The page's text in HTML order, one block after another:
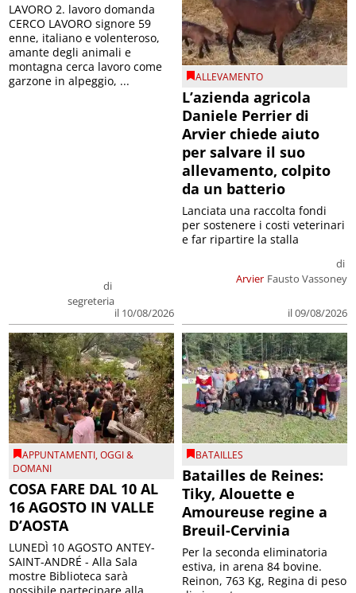
di
segreteria
il 10/08/2026
LAVORO 2. lavoro domanda
CERCO LAVORO signore 59
enne, italiano e volenteroso,
amante degli animali e
montagna cerca lavoro come
garzone in alpeggio, ...
ALLEVAMENTO
L’azienda agricola
Daniele Perrier di
Arvier chiede aiuto
per salvare il suo
allevamento, colpito
da un batterio
Arvier
di
Fausto Vassoney
il 09/08/2026
Lanciata una raccolta fondi
per sostenere i costi veterinari
e far ripartire la stalla
APPUNTAMENTI,OGGI &
DOMANI
COSA FARE DAL 10 AL
16 AGOSTO IN VALLE
D’AOSTA
LUNEDÌ 10 AGOSTO ANTEY-
SAINT-ANDRÉ - Alla Sala
mostre Biblioteca sarà
possibile partecipare alla
BATAILLES
Batailles de Reines:
Tiky, Alouette e
Amoureuse regine a
Breuil-Cervinia
Per la seconda eliminatoria
estiva, in arena 84 bovine.
Reinon, 763 Kg, Regina di peso